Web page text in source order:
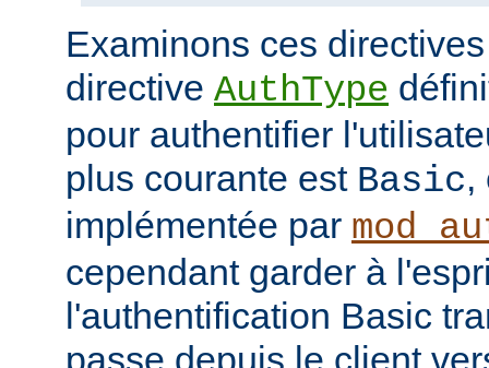
Examinons ces
directive AuthType
pour authentifier
plus courante est Basic,
implémentée par
cependant garder à
l'authentification Basic
passe depuis le client